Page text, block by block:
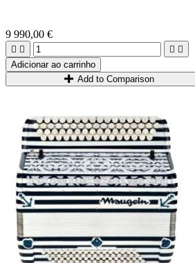
9 990,00 €
   
Adicionar ao carrinho
Add to Comparison